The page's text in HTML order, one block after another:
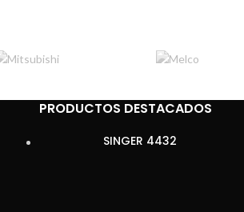
PRODUCTOS DESTACADOS
SINGER 4432